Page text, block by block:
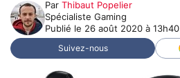
Par Thibaut Popelier
Spécialiste Gaming
Publié le 26 août 2020 à 13h40
Suivez-nous